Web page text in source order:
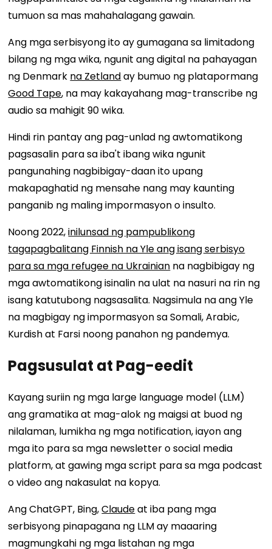
tumuon sa mas mahahalagang gawain.
Ang mga serbisyong ito ay gumagana sa limitadong
bilang ng mga wika, ngunit ang digital na pahayagan
ng Denmark na Zetlanday bumuo ng platapormang
Good Tape, na may kakayahang mag-transcribe ng
audio sa mahigit 90 wika.
Hindi rin pantay ang pag-unlad ng awtomatikong
pagsasalin para sa iba't ibang wika ngunit
pangunahing nagbibigay-daan ito upang
makapaghatid ng mensahe nang may kaunting
panganib ng maling impormasyon o insulto.
Noong 2022,inilunsad ng pampublikong
tagapagbalitang Finnish na Yle ang isang serbisyo
para sa mga refugee na Ukrainian na nagbibigay ng
mga awtomatikong isinalin na ulat na nasuri na rin ng
isang katutubong nagsasalita. Nagsimula na ang Yle
na magbigay ng impormasyon sa Somali, Arabic,
Kurdish at Farsi noong panahon ng pandemya.
Pagsusulat at Pag-eedit
Kayang suriin ng mga large language model (LLM)
ang gramatika at mag-alok ng maigsi at buod ng
nilalaman, lumikha ng mga notification, iayon ang
mga ito para sa mga newsletter o social media
platform, at gawing mga script para sa mga podcast
o video ang nakasulat na kopya.
Ang ChatGPT, Bing,Claudeat iba pang mga
serbisyong pinapagana ng LLM ay maaaring
magmungkahi ng mga listahan ng mga